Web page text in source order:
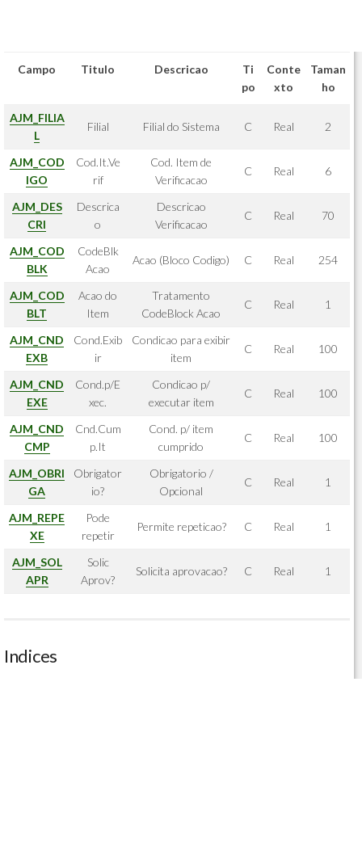
Campo Titulo Descricao
Ti
po
Conte
xto
Taman
ho
AJM_FILIA
L
Filial Filial do Sistema C Real 2
AJM_COD
IGO
Cod.It.Ve
rif
Cod. Item de
Verificacao
C Real 6
AJM_DES
CRI
Descrica
o
Descricao
Verificacao
C Real 70
AJM_COD
BLK
CodeBlk
Acao
Acao (Bloco Codigo) C Real 254
AJM_COD
BLT
Acao do
Item
Tratamento
CodeBlock Acao
C Real 1
AJM_CND
EXB
Cond.Exib
ir
Condicao para exibir
item
C Real 100
AJM_CND
EXE
Cond.p/E
xec.
Condicao p/
executar item
C Real 100
AJM_CND
CMP
Cnd.Cum
p.It
Cond. p/ item
cumprido
C Real 100
AJM_OBRI
GA
Obrigator
io?
Obrigatorio /
Opcional
C Real 1
AJM_REPE
XE
Pode
repetir
Permite repeticao? C Real 1
AJM_SOL
APR
Solic
Aprov?
Solicita aprovacao? C Real 1
Indices